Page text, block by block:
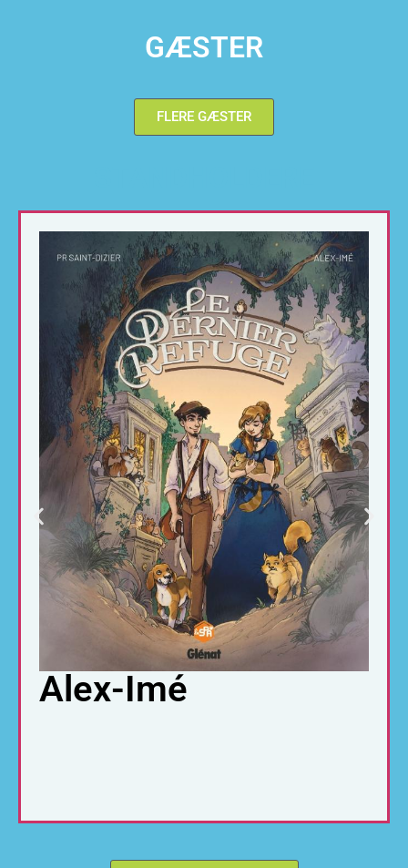
GÆSTER
FLERE GÆSTER
Alex-Imé